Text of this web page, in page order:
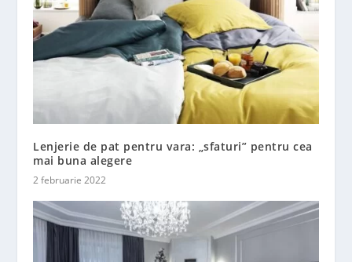
Lenjerie de pat pentru vara: „sfaturi” pentru cea
mai buna alegere
2 februarie 2022